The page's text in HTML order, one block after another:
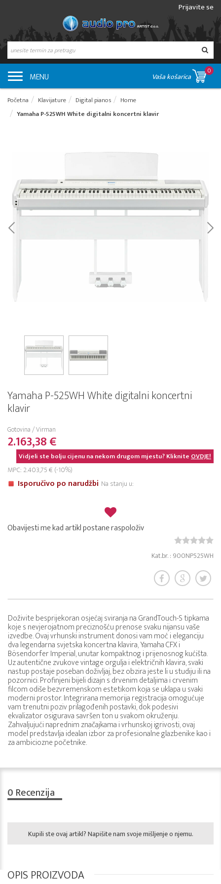
Prijavite se
MENU Vaša košarica
0
Početna Klavijature Digital pianos
Home
Yamaha P-525WH White digitalni koncertni klavir
Yamaha P-525WH White digitalni koncertni
klavir
Gotovina / Virman
2.163,38 €
Vidjeli ste bolju cijenu na nekom drugom mjestu? KlikniteOVDJE!
MPC: 2.403,75 € (-10%)
Isporučivo po narudžbi Na stanju u:
Obavijesti me kad artikl postane raspoloživ
Kat.br. : 900NP525WH
Doživite besprijekoran osjećaj sviranja na GrandTouch-S tipkama
koje s nevjerojatnom preciznošću prenose svaku nijansu vaše
izvedbe. Ovaj vrhunski instrument donosi vam moć i eleganciju
dva legendarna svjetska koncertna klavira, Yamaha CFX i
Bösendorfer Imperial, unutar kompaktnog i prijenosnog kućišta.
Uz autentične zvukove vintage orgulja i električnih klavira, svaki
nastup postaje poseban doživljaj, bez obzira jeste li u studiju ili na
pozornici. Profinjeni bijeli dizajn s drvenim detaljima i crvenim
filcom odiše bezvremenskom estetikom koja se uklapa u svaki
moderni prostor. Integrirana memorija registracija omogućuje
vam trenutni poziv prilagođenih postavki, dok podesivi
ekvalizator osigurava savršen ton u svakom okruženju.
Zahvaljujući naprednim značajkama i vrhunskoj igrivosti, ovaj
model predstavlja idealan izbor za profesionalne glazbenike kao i
za ambiciozne početnike.
0 Recenzija
Kupili ste ovaj artikl? Napišite nam svoje mišljenje o njemu.
OPIS PROIZVODA